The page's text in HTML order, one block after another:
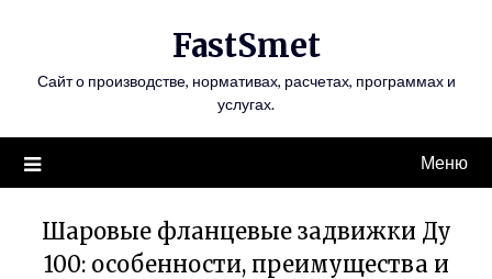
FastSmet
Сайт о производстве, нормативах, расчетах, программах и
услугах.
Меню
Шаровые фланцевые задвижки Ду
100: особенности, преимущества и